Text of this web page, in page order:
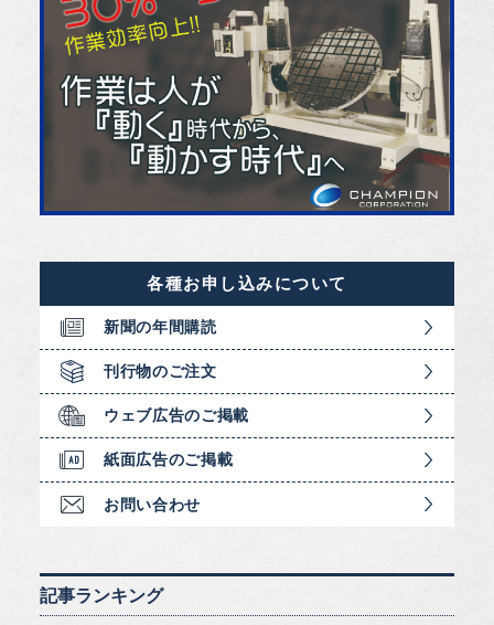
各種お申し込みについて
新聞の年間購読
刊行物のご注文
ウェブ広告のご掲載
紙面広告のご掲載
お問い合わせ
記事ランキング